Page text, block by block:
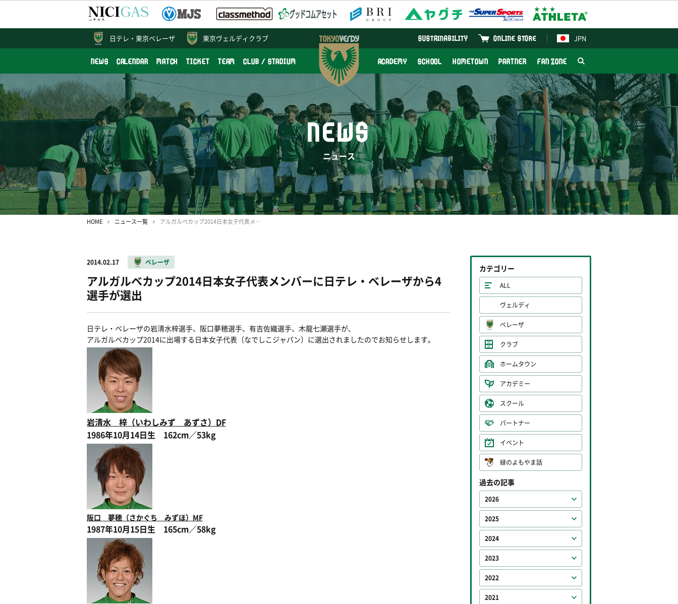
東京ヴェルディクラブ JPN
ONLINE STORE
SUSTAINABILITY
NEWS CALENDAR MATCH TICKET TEAM CLUB / STADIUM ACADEMY SCHOOL HOMETOWN PARTNER FAN ZONE
日テレ・ 東京ベレーザ
NEWS
ニュース
HOME ニュース一覧 アルガルベカップ2014日本女子代表メンバーに日テレ・ベレーザから4選手が選出
2014.02.17 ベレーザ
アルガルベカップ2014日本女子代表メンバーに日テレ・ベレーザから4
選手が選出
日テレ・ベレーザの岩清水梓選手、阪口夢穂選手、有吉佐織選手、木龍七瀬選手が、
アルガルベカップ2014に出場する日本女子代表（なでしこジャパン）に選出されましたのでお知らせします。
岩清水 梓（いわしみず あずさ）DF
1986年10月14日生 162cm／53kg
阪口 夢穂（さかぐち みずほ）MF
1987年10月15日生 165cm／58kg
カテゴリー
ALL
ヴェルディ
ベレーザ
クラブ
ホームタウン
アカデミー
スクール
パートナー
イベント
緑のよもやま話
過去の記事
2026
2025
2024
2023
2022
2021